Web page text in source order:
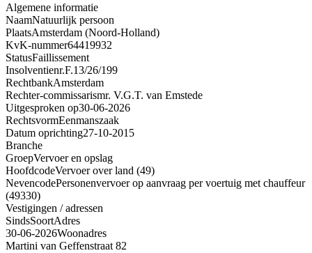
Algemene informatie
NaamNatuurlijk persoon
PlaatsAmsterdam (Noord-Holland)
KvK-nummer64419932
StatusFaillissement
Insolventienr.F.13/26/199
RechtbankAmsterdam
Rechter-commissarismr. V.G.T. van Emstede
Uitgesproken op30-06-2026
RechtsvormEenmanszaak
Datum oprichting27-10-2015
Branche
GroepVervoer en opslag
HoofdcodeVervoer over land (49)
NevencodePersonenvervoer op aanvraag per voertuig met chauffeur
(49330)
Vestigingen / adressen
SindsSoortAdres
30-06-2026Woonadres
Martini van Geffenstraat 82